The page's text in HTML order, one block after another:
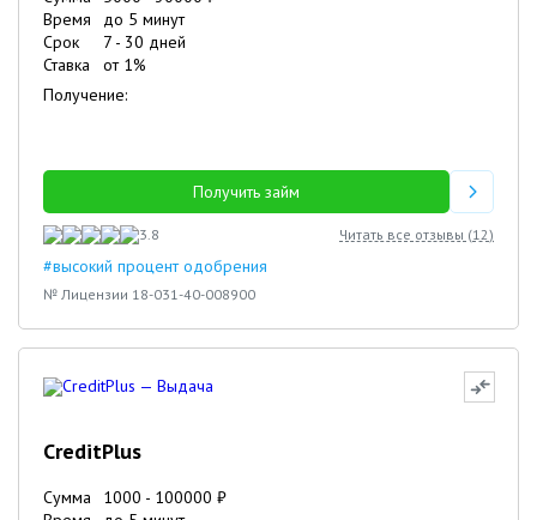
Время
до 5 минут
Срок
7 - 30 дней
Ставка
от 1%
Получение:
Получить займ
3.8 Читать все отзывы (12)
#высокий процент одобрения
№ Лицензии 18-031-40-008900
CreditPlus
Сумма 1000 - 100000 ₽